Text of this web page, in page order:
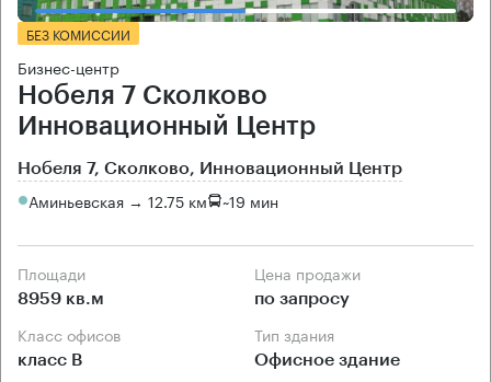
БЕЗ КОМИССИИ
Бизнес-центр
Нобеля 7 Сколково
Инновационный Центр
Нобеля 7, Сколково, Инновационный Центр
Аминьевская → 12.75 км ~19 мин
Площади
8959 кв.м
Цена продажи
по запросу
Класс офисов
класс B
Тип здания
Офисное здание